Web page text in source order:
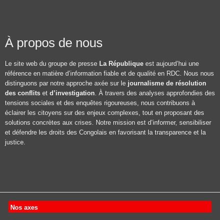
À propos de nous
Le site web du groupe de presse La République est aujourd’hui une
référence en matière d’information fiable et de qualité en RDC. Nous nous
distinguons par notre approche axée sur le journalisme de résolution
des conflits et d’investigation. À travers des analyses approfondies des
tensions sociales et des enquêtes rigoureuses, nous contribuons à
éclairer les citoyens sur des enjeux complexes, tout en proposant des
solutions concrètes aux crises. Notre mission est d’informer, sensibiliser
et défendre les droits des Congolais en favorisant la transparence et la
justice.
Nos axes